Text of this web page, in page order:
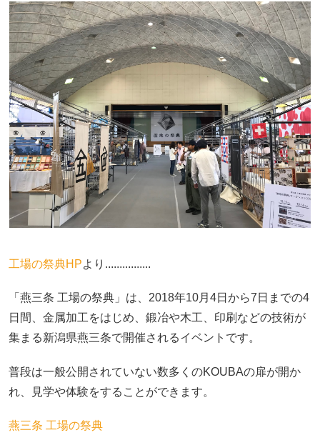
工場の祭典HPより................
「燕三条 工場の祭典」は、2018年10月4日から7日までの4
日間、金属加工をはじめ、鍛冶や木工、印刷などの技術が
集まる新潟県燕三条で開催されるイベントです。
普段は一般公開されていない数多くのKOUBAの扉が開か
れ、見学や体験をすることができます。
燕三条 工場の祭典